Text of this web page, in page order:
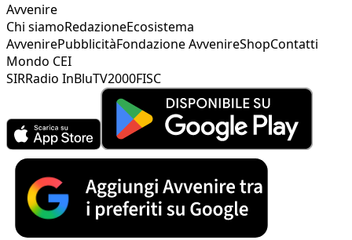
Avvenire
Chi siamoRedazioneEcosistema
AvvenirePubblicitàFondazione AvvenireShopContatti
Mondo CEI
SIRRadio InBluTV2000FISC